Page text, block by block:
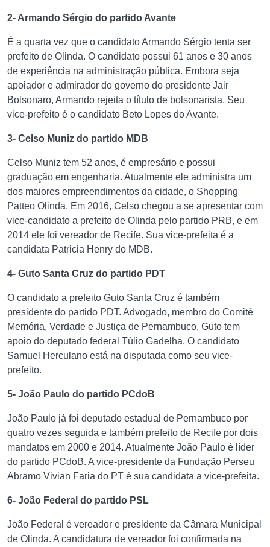
2- Armando Sérgio do partido Avante
É a quarta vez que o candidato Armando Sérgio tenta ser
prefeito de Olinda. O candidato possui 61 anos e 30 anos
de experiência na administração pública. Embora seja
apoiador e admirador do governo do presidente Jair
Bolsonaro, Armando rejeita o título de bolsonarista. Seu
vice-prefeito é o candidato Beto Lopes do Avante.
3- Celso Muniz do partido MDB
Celso Muniz tem 52 anos, é empresário e possui
graduação em engenharia. Atualmente ele administra um
dos maiores empreendimentos da cidade, o Shopping
Patteo Olinda. Em 2016, Celso chegou a se apresentar com
vice-candidato a prefeito de Olinda pelo partido PRB, e em
2014 ele foi vereador de Recife. Sua vice-prefeita é a
candidata Patricia Henry do MDB.
4- Guto Santa Cruz do partido PDT
O candidato a prefeito Guto Santa Cruz é também
presidente do partido PDT. Advogado, membro do Comitê
Memória, Verdade e Justiça de Pernambuco, Guto tem
apoio do deputado federal Túlio Gadelha. O candidato
Samuel Herculano está na disputada como seu vice-
prefeito.
5- João Paulo do partido PCdoB
João Paulo já foi deputado estadual de Pernambuco por
quatro vezes seguida e também prefeito de Recife por dois
mandatos em 2000 e 2014. Atualmente João Paulo é líder
do partido PCdoB. A vice-presidente da Fundação Perseu
Abramo Vivian Faria do PT é sua candidata a vice-prefeita.
6- João Federal do partido PSL
João Federal é vereador e presidente da Câmara Municipal
de Olinda. A candidatura de vereador foi confirmada na